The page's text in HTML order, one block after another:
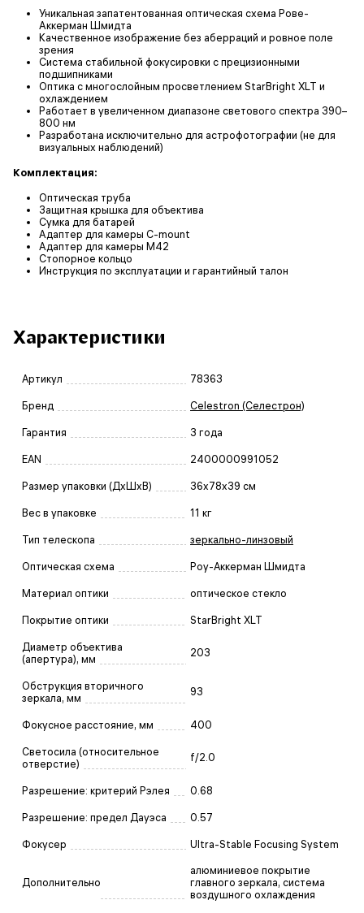
Уникальная запатентованная оптическая схема Рове-
Аккерман Шмидта
Качественное изображение без аберраций и ровное поле
зрения
Система стабильной фокусировки с прецизионными
подшипниками
Оптика с многослойным просветлением StarBright XLT и
охлаждением
Работает в увеличенном диапазоне светового спектра 390–
800 нм
Разработана исключительно для астрофотографии (не для
визуальных наблюдений)
Комплектация:
Оптическая труба
Защитная крышка для объектива
Сумка для батарей
Адаптер для камеры C-mount
Адаптер для камеры M42
Стопорное кольцо
Инструкция по эксплуатации и гарантийный талон
Характеристики
Артикул 78363
Бренд Celestron (Селестрон)
Гарантия 3 года
EAN 2400000991052
Размер упаковки (ДxШxВ) 36x78x39 см
Вес в упаковке 11 кг
Тип телескопа зеркально-линзовый
Оптическая схема Роу-Аккерман Шмидта
Материал оптики оптическое стекло
Покрытие оптики StarBright XLT
Диаметр объектива
(апертура), мм
203
Обструкция вторичного
зеркала, мм
93
Фокусное расстояние, мм 400
Светосила (относительное
отверстие)
f/2.0
Разрешение: критерий Рэлея 0.68
Разрешение: предел Дауэса 0.57
Фокусер Ultra-Stable Focusing System
Дополнительно
алюминиевое покрытие
главного зеркала, система
воздушного охлаждения